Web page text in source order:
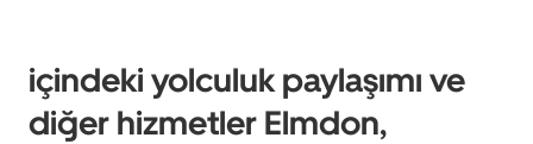
içindeki yolculuk paylaşımı ve
diğer hizmetler Elmdon,